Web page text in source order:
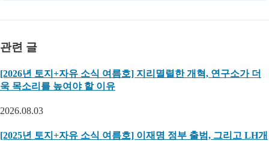
관련 글
[2026년 토지+자유 소식 여름호] 지리멸렬한 개혁, 연구소가 더
욱 목소리를 높여야 할 이유
2026.08.03
[2025년 토지+자유 소식 여름호] 이재명 정부 출범, 그리고 LH개